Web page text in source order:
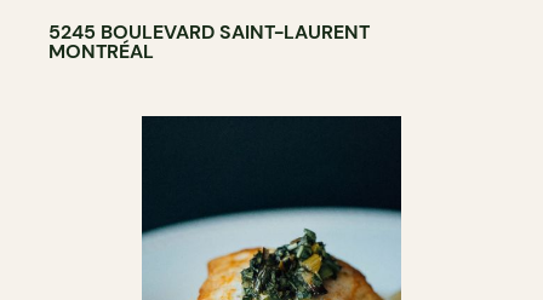
5245 BOULEVARD SAINT-LAURENT
MONTRÉAL